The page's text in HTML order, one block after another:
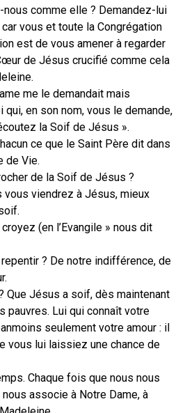
comme elle ? Demandez-lui
vous et toute la Congrégation
est de vous amener à regarder
de Jésus crucifié comme cela
me le demandait mais
qui, en son nom, vous le demande,
la Soif de Jésus ».
ce que le Saint Père dit dans
de Vie.
de la Soif de Jésus ?
vous viendrez à Jésus, mieux
(en l’Evangile » nous dit
? De notre indifférence, de
Que Jésus a soif, dès maintenant
pauvres. Lui qui connaît votre
seulement votre amour : il
vous lui laissiez une chance de
Chaque fois que nous nous
associe à Notre Dame, à